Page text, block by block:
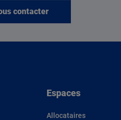
contacter
Espaces
Allocataires